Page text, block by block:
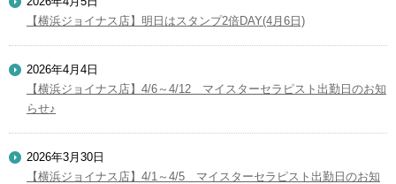
【横浜ジョイナス店】明日はスタンプ2倍DAY(4月6日)
2026年4月4日
【横浜ジョイナス店】4/6～4/12 マイスターセラピスト出勤日のお知
らせ♪
2026年3月30日
【横浜ジョイナス店】4/1～4/5 マイスターセラピスト出勤日のお知